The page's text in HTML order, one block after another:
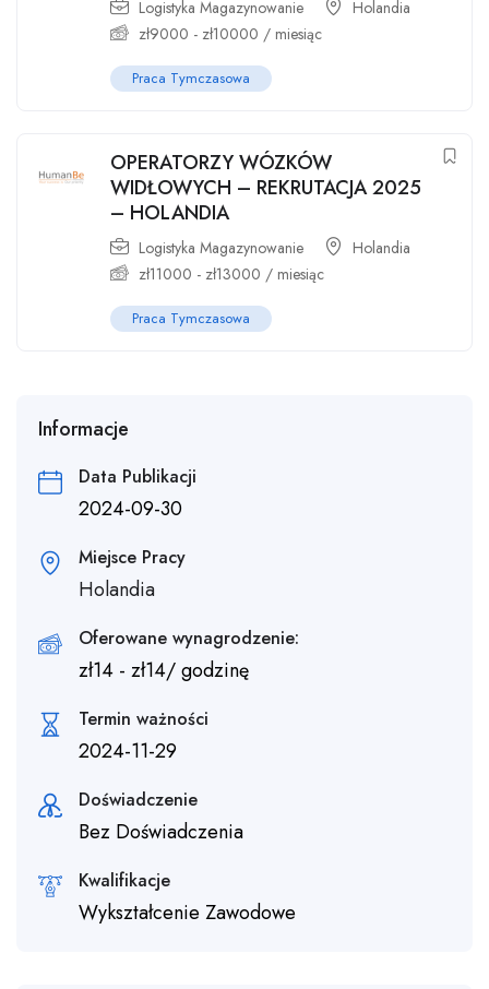
Logistyka Magazynowanie
Holandia
zł9000 - zł10000 / miesiąc
Praca Tymczasowa
OPERATORZY WÓZKÓW
WIDŁOWYCH – REKRUTACJA 2025
– HOLANDIA
Logistyka Magazynowanie
Holandia
zł11000 - zł13000 / miesiąc
Praca Tymczasowa
Informacje
Data Publikacji
2024-09-30
Miejsce Pracy
Holandia
Oferowane wynagrodzenie:
zł14 - zł14/ godzinę
Termin ważności
2024-11-29
Doświadczenie
Bez Doświadczenia
Kwalifikacje
Wykształcenie Zawodowe